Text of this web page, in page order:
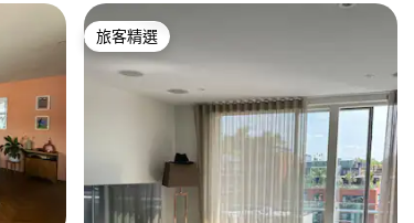
旅客精選
旅客精選